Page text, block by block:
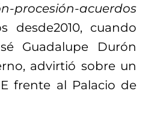
procesión-acuerdos
desde2010, cuando
Guadalupe Durón
advirtió sobre un
frente al Palacio de